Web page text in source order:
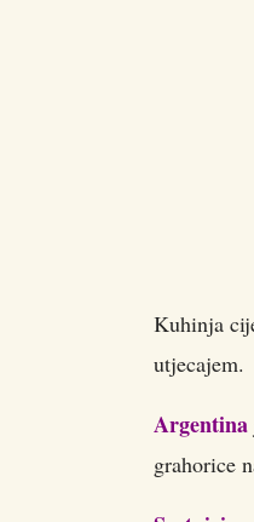
Kuhinja
utjecajem.
Argentina
grahorice